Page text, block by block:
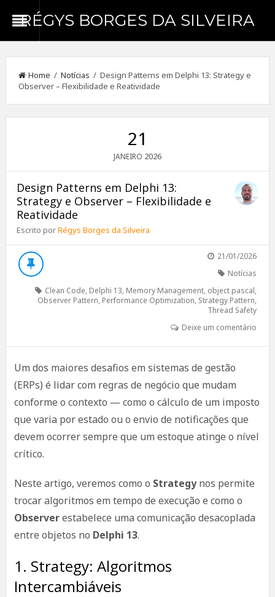
RÉGYS BORGES DA SILVEIRA
Home / Notícias / Design Patterns em Delphi 13: Strategy e
Observer – Flexibilidade e Reatividade
21
JANEIRO 2026
Design Patterns em Delphi 13:
Strategy e Observer – Flexibilidade e
Reatividade
Escrito porRégys Borges da Silveira
21/01/2026
Notícias
Clean Code, Delphi 13, Memory Management, object pascal,
Observer Pattern, Performance Optimization, Strategy Pattern,
Thread Safety
Deixe um comentário
Um dos maiores desafios em sistemas de gestão
(ERPs) é lidar com regras de negócio que mudam
conforme o contexto — como o cálculo de um imposto
que varia por estado ou o envio de notificações que
devem ocorrer sempre que um estoque atinge o nível
crítico.
Neste artigo, veremos como o Strategynos permite
trocar algoritmos em tempo de execução e como o
Observerestabelece uma comunicação desacoplada
entre objetos no Delphi 13.
1. Strategy: Algoritmos
Intercambiáveis